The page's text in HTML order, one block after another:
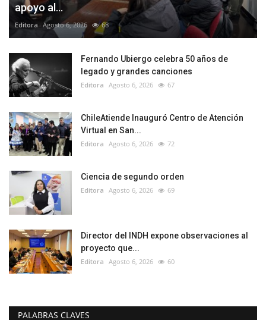
apoyo al...
Editora Agosto 6, 2026 68
Fernando Ubiergo celebra 50 años de
legado y grandes canciones
Editora Agosto 6, 2026 67
ChileAtiende Inauguró Centro de Atención
Virtual en San...
Editora Agosto 6, 2026 72
Ciencia de segundo orden
Editora Agosto 6, 2026 69
Director del INDH expone observaciones al
proyecto que...
Editora Agosto 6, 2026 60
PALABRAS CLAVES